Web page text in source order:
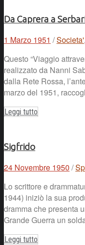
Da Caprera a
1 Marzo 1951 /Societa',
Questo “Viaggio
realizzato da Nanni
dalla Rete Rossa,
marzo del 1951,
Leggi tutto
Sigfrido
24 Novembre 1950 /
Lo scrittore e
1944) iniziò la sua
dramma che presenta
Grande Guerra un
Leggi tutto